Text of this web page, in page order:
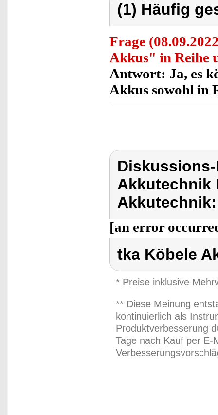
(1) Häufig
Frage
Akkus" in Reihe
Antwort: Ja, es
Akkus sowohl in
Akkutechnik
Akkutechnik:
[an error
tka Köbele
* Preise inklusive
** Diese Meinung
kontinuierlich als
Produktverbesserung
Tage nach Kauf per E-